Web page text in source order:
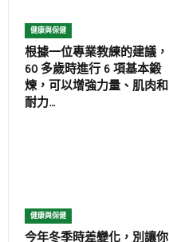
健康與保健
根據一位專業教練的建議，
60 多歲時進行 6 項基本鍛
煉，可以增強力量、肌肉和
耐力…
健康與保健
今年冬季時差變化，別讓你